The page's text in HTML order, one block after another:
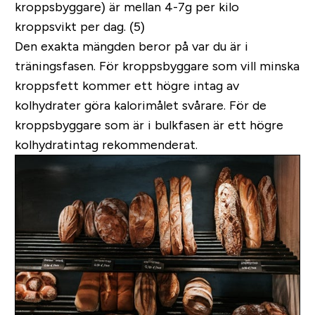
kroppsbyggare) är mellan 4-7g per kilo
kroppsvikt per dag. (5)
Den exakta mängden beror på var du är i
träningsfasen. För kroppsbyggare som vill minska
kroppsfett kommer ett högre intag av
kolhydrater göra kalorimålet svårare. För de
kroppsbyggare som är i bulkfasen är ett högre
kolhydratintag rekommenderat.